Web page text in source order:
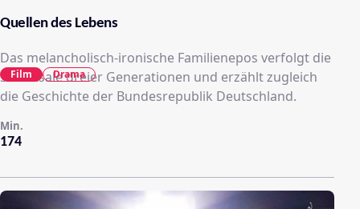
Quellen des Lebens
Das melancholisch-ironische Familienepos verfolgt die
Schicksale dreier Generationen und erzählt zugleich
die Geschichte der Bundesrepublik Deutschland.
174
Min.
Film Drama